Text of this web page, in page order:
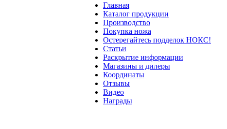
Главная
Каталог продукции
Производство
Покупка ножа
Остерегайтесь подделок НОКС!
Статьи
Раскрытие информации
Магазины и дилеры
Координаты
Отзывы
Видео
Награды